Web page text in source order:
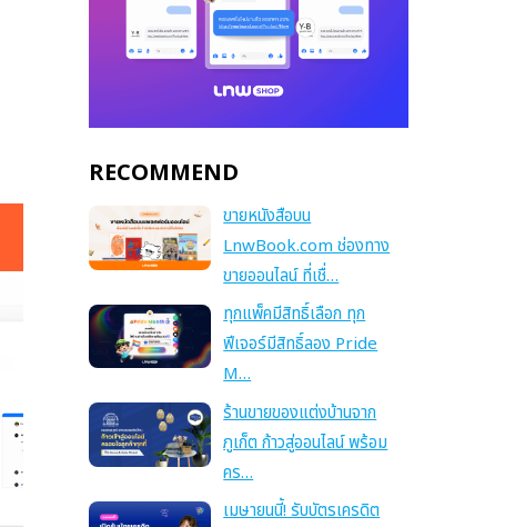
RECOMMEND
ขายหนังสือบน
LnwBook.com ช่องทาง
ขายออนไลน์ ที่เชื่…
ทุกแพ็คมีสิทธิ์เลือก ทุก
ฟีเจอร์มีสิทธิ์ลอง Pride
M…
ร้านขายของแต่งบ้านจาก
ภูเก็ต ก้าวสู่ออนไลน์ พร้อม
คร…
เมษายนนี้! รับบัตรเครดิต